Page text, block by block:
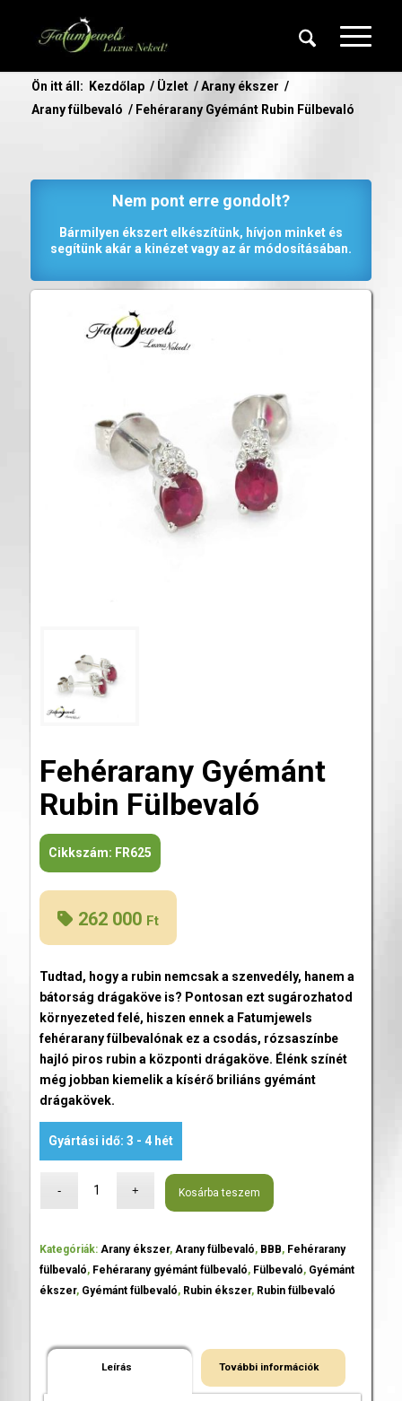
Ön itt áll: Kezdőlap / Üzlet / Arany ékszer /
Arany fülbevaló / Fehérarany Gyémánt Rubin Fülbevaló
Nem pont erre gondolt?
Bármilyen ékszert elkészítünk, hívjon minket és
segítünk akár a kinézet vagy az ár módosításában.
Fehérarany Gyémánt
Rubin Fülbevaló
Cikkszám: FR625
262 000 Ft
Tudtad, hogy a rubin nemcsak a szenvedély, hanem a
bátorság drágaköve is? Pontosan ezt sugározhatod
környezeted felé, hiszen ennek a Fatumjewels
fehérarany fülbevalónak ez a csodás, rózsaszínbe
hajló piros rubin a központi drágaköve. Élénk színét
még jobban kiemelik a kísérő briliáns gyémánt
drágakövek.
Gyártási idő: 3 - 4 hét
Kosárba teszem
Kategóriák: Arany ékszer, Arany fülbevaló, BBB, Fehérarany
fülbevaló, Fehérarany gyémánt fülbevaló, Fülbevaló, Gyémánt
ékszer, Gyémánt fülbevaló, Rubin ékszer, Rubin fülbevaló
Leírás További információk